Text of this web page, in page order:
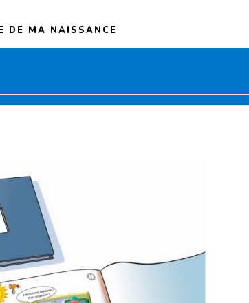
DE MA NAISSANCE